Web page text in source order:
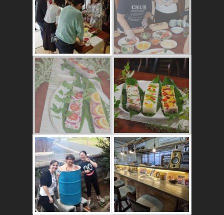
かたゑ庵ワークシ
ョップ、ベジスシ